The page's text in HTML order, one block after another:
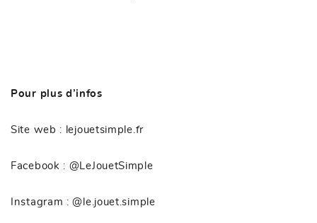
Pour plus d’infos
Site web : lejouetsimple.fr
Facebook : @LeJouetSimple
Instagram :@le.jouet.simple